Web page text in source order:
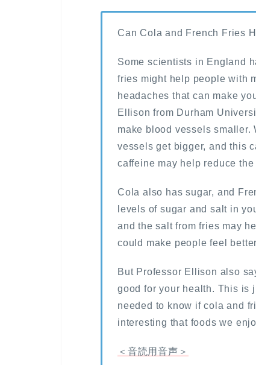
Can Cola and French Fries
Some scientists in England
fries might help people with
headaches that can make
Ellison from Durham
make blood vessels smaller.
vessels get bigger, and this
caffeine may help reduce the
Cola also has sugar, and
levels of sugar and salt in
and the salt from fries may
could make people feel
But Professor Ellison also
good for your health. This is
needed to know if cola and
interesting that foods we
＜音読用音声＞